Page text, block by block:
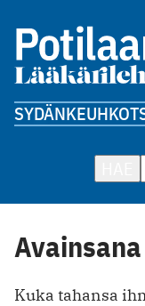
SYDÄNKEUHKOT
Kuka tahansa